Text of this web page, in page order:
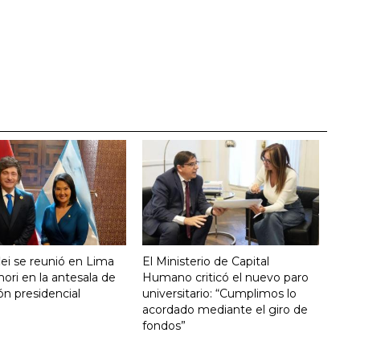
se reunió en Lima
en la antesala de
presidencial
El Ministerio de Capital
Humano criticó el nuevo paro
universitario: “Cumplimos lo
acordado mediante el giro de
fondos”